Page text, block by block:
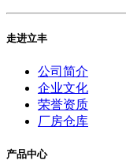
走进立丰
公司简介
企业文化
荣誉资质
厂房仓库
产品中心